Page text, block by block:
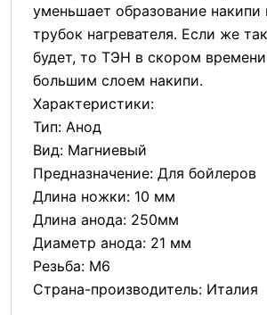
уменьшает образование накипи
трубок нагревателя. Если же
будет, то ТЭН в скором
большим слоем накипи.
Характеристики:
Тип: Анод
Вид: Магниевый
Предназначение: Для бойлеров
Длина ножки: 10 мм
Длина анода: 250мм
Диаметр анода: 21 мм
Резьба: М6
Страна-производитель: Италия